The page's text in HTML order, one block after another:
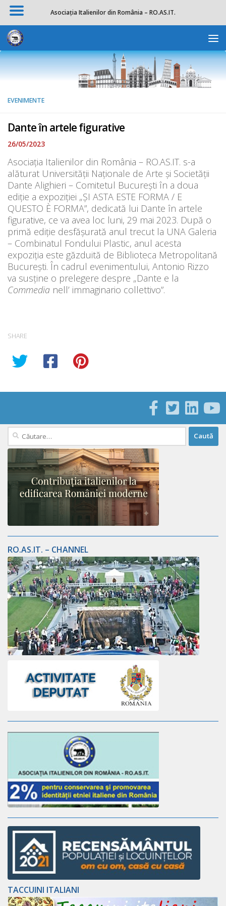
Skip to content
EVENIMENTE
Dante în artele figurative
26/05/2023
Asociația Italienilor din România – RO.AS.IT. s-a
alăturat Universității Naționale de Arte și Societății
Dante Alighieri – Comitetul București în a doua
ediție a expoziției „ȘI ASTA ESTE FORMA / E
QUESTO È FORMA”, dedicată lui Dante în artele
figurative, ce va avea loc luni, 29 mai 2023. După o
primă ediție desfășurată anul trecut la UNA Galeria
– Combinatul Fondului Plastic, anul acesta
expoziția este găzduită de Biblioteca Metropolitană
București. În cadrul evenimentului, Antonio Rizzo
va susține o prelegere despre „Dante e la
Commedia nell’ immaginario collettivo”.
SHARE
Caută
după:
RO.AS.IT. – CHANNEL
TACCUINI ITALIANI
Asociația Italienilor din România – RO.AS.IT.